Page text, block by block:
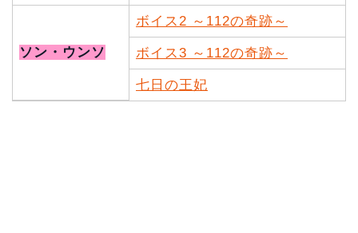
ソン・ウンソ
ボイス2 ～112の奇跡～
ボイス3 ～112の奇跡～
七日の王妃